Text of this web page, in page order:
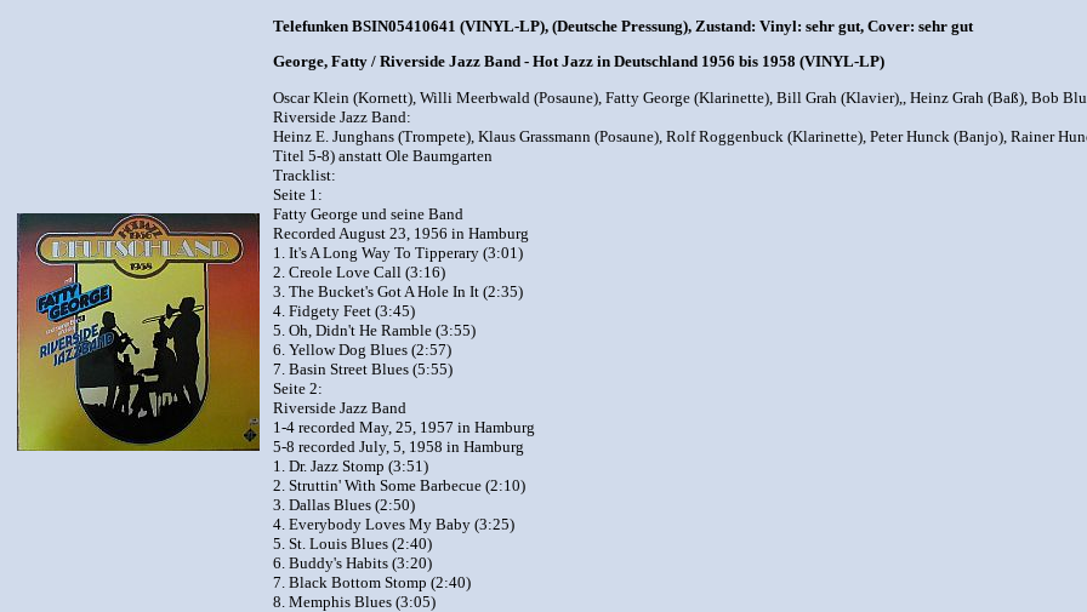
Telefunken BSIN05410641 (VINYL-LP), (Deutsche Pressung), Zustand: Vinyl: sehr gut, Cover: sehr gut
George, Fatty / Riverside Jazz Band - Hot Jazz in Deutschland 1956 bis 1958 (VINYL-LP)
Oscar Klein (Kornett), Willi Meerbwald (Posaune), Fatty George (Klarinette), Bill Grah (Klavier),, Heinz Grah (Baß), Bob
Riverside Jazz Band:
Heinz E. Junghans (Trompete), Klaus Grassmann (Posaune), Rolf Roggenbuck (Klarinette), Peter Hunck (Banjo), Rainer
Titel 5-8) anstatt Ole Baumgarten
Tracklist:
Seite 1:
Fatty George und seine Band
Recorded August 23, 1956 in Hamburg
1. It's A Long Way To Tipperary (3:01)
2. Creole Love Call (3:16)
3. The Bucket's Got A Hole In It (2:35)
4. Fidgety Feet (3:45)
5. Oh, Didn't He Ramble (3:55)
6. Yellow Dog Blues (2:57)
7. Basin Street Blues (5:55)
Seite 2:
Riverside Jazz Band
1-4 recorded May, 25, 1957 in Hamburg
5-8 recorded July, 5, 1958 in Hamburg
1. Dr. Jazz Stomp (3:51)
2. Struttin' With Some Barbecue (2:10)
3. Dallas Blues (2:50)
4. Everybody Loves My Baby (3:25)
5. St. Louis Blues (2:40)
6. Buddy's Habits (3:20)
7. Black Bottom Stomp (2:40)
8. Memphis Blues (3:05)